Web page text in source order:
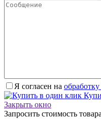
Я согласен на
Закрыть окно
Запросить стоимость товара